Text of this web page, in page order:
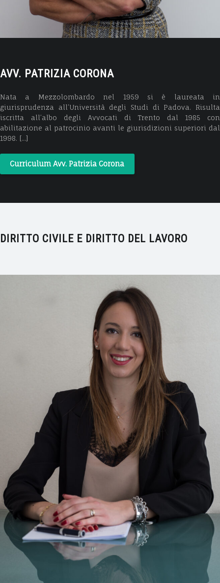
AVV. PATRIZIA CORONA
Nata a Mezzolombardo nel 1959 si è laureata in
giurisprudenza all’Università degli Studi di Padova. Risulta
iscritta all’albo degli Avvocati di Trento dal 1985 con
abilitazione al patrocinio avanti le giurisdizioni superiori dal
1998. [...]
Curriculum Avv. Patrizia Corona
DIRITTO CIVILE E DIRITTO DEL LAVORO